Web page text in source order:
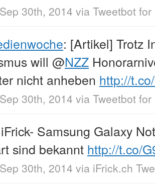
30th, 2014 via Tweetbot for
: [Artikel] Trotz
will @NZZ
nicht anheben http://
30th, 2014 via Tweetbot for
Samsung Galaxy
sind bekannt http://t.co/
30th, 2014 via iFrick.ch